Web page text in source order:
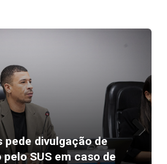
pede divulgação de
SUS em caso de
Next